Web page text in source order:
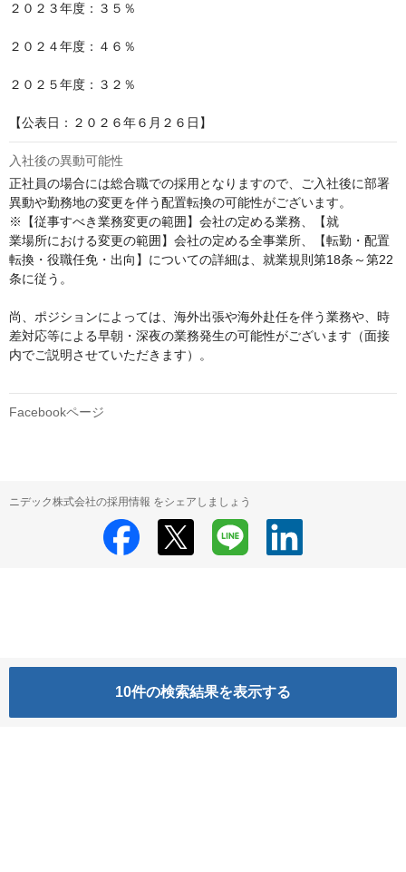
10件の検索結果を表示する
２０２３年度：３５％
２０２４年度：４６％
２０２５年度：３２％
【公表日：２０２６年６月２６日】
入社後の異動可能性
正社員の場合には総合職での採用となりますので、ご入社後に部署
異動や勤務地の変更を伴う配置転換の可能性がございます。
※【従事すべき業務変更の範囲】会社の定める業務、【就
業場所における変更の範囲】会社の定める全事業所、【転勤・配置
転換・役職任免・出向】についての詳細は、就業規則第18条～第22
条に従う。
尚、ポジションによっては、海外出張や海外赴任を伴う業務や、時
差対応等による早朝・深夜の業務発生の可能性がございます（面接
内でご説明させていただきます）。
Facebookページ
ニデック株式会社の採用情報 をシェアしましょう